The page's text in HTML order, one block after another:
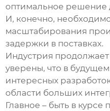
оптимальное решение
И, конечно,
масштабирования
задержки в поставках.
Индустрия
уверены, что в
интересных
области больших
Главное – быть в